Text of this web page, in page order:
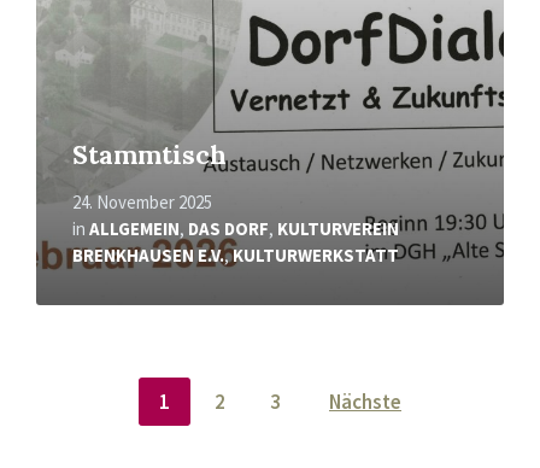
Stammtisch
24. November 2025
in ALLGEMEIN, DAS DORF, KULTURVEREIN
BRENKHAUSEN E.V.,KULTURWERKSTATT
Seitennummerierung
1 2 3 Nächste